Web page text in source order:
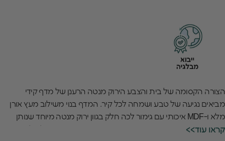
הצורה הקסומה של בית והצבע הירוק מנטה הרענן של מדף קידי
מביאים נגיעה של טבע ושמחה לכל קיר. המדף בנוי משילוב מעץ אורן
מלא ו-MDF איכותי עם גימור לכה חלק בגוון ירוק מנטה מיוחד שנותן
תחושה טבעית ומרעננת. המדף החמוד והטרנדי הזה מושלם להציג
<<קראו עוד